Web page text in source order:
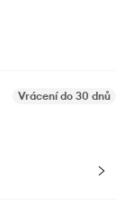
Vrácení do 30 dnů